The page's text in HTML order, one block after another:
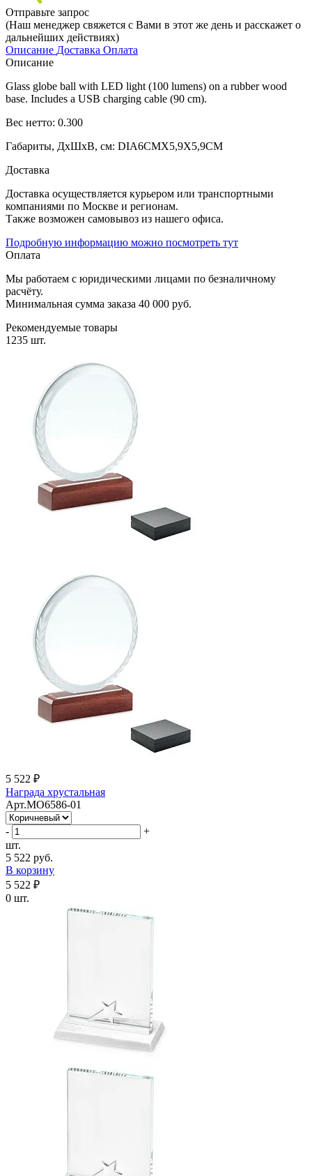
Отправьте запрос
(Наш менеджер свяжется с Вами в этот же день и расскажет о
дальнейших действиях)
Описание Доставка Оплата
Описание
Glass globe ball with LED light (100 lumens) on a rubber wood
base. Includes a USB charging cable (90 cm).
Вес нетто: 0.300
Габариты, ДхШхВ, см: DIA6CMX5,9X5,9CM
Доставка
Доставка осуществляется курьером или транспортными
компаниями по Москве и регионам.
Также возможен самовывоз из нашего офиса.
Подробную информацию можно посмотреть тут
Оплата
Мы работаем с юридическими лицами по безналичному
расчёту.
Минимальная сумма заказа 40 000 руб.
Рекомендуемые товары
1235 шт.
5 522 ₽
Награда хрустальная
Арт.MO6586-01
-
+
шт.
5 522 руб.
В корзину
5 522 ₽
0 шт.